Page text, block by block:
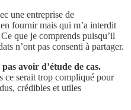
une entreprise de
fournir mais qui m’a interdit
que je comprends puisqu’il
n’ont pas consenti à partager.
avoir d’étude de cas.
ce serait trop compliqué pour
crédibles et utiles